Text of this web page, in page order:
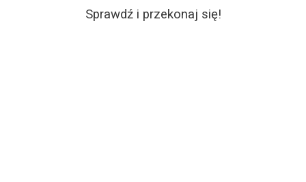
Sprawdź i przekonaj się!